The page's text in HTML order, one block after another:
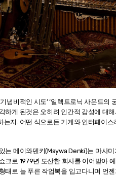
념비적인 시도’ ‘일렉트로닉 사운드의
하게 된것은 오히려 인간적 감성에 대
는지. 어떤 식으로든 기계와 인터페이
는 메이와덴키(Maywa Denki)는 마사
크로 1979년 도산한 회사를 이어받아
태로 늘 푸른 작업복을 입고다니며 언